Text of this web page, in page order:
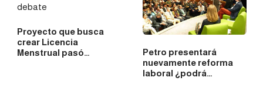
Proyecto que busca
crear Licencia
Menstrual pasó…
Petro presentará
nuevamente reforma
laboral ¿podrá…